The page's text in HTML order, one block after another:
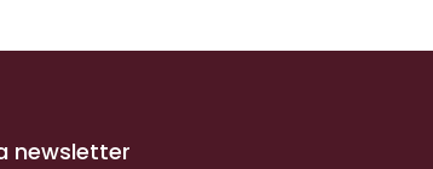
newsletter